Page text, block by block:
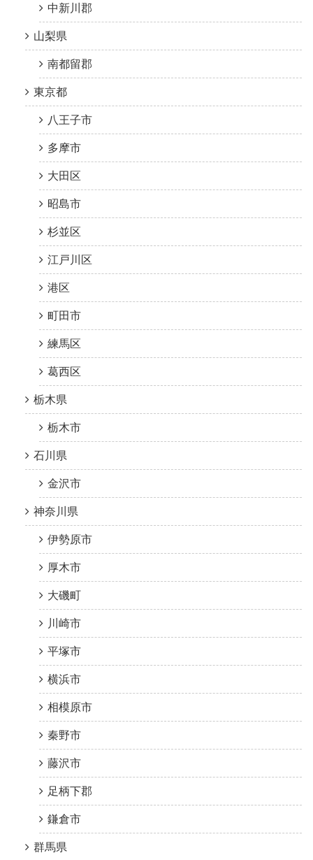
中新川郡
山梨県
南都留郡
東京都
八王子市
多摩市
大田区
昭島市
杉並区
江戸川区
港区
町田市
練馬区
葛西区
栃木県
栃木市
石川県
金沢市
神奈川県
伊勢原市
厚木市
大磯町
川崎市
平塚市
横浜市
相模原市
秦野市
藤沢市
足柄下郡
鎌倉市
群馬県